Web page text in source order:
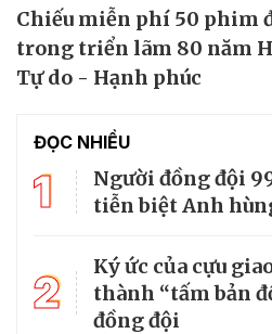
Chiếu miễn phí 50 phim
trong triển lãm 80 năm
Tự do - Hạnh phúc
ĐỌC NHIỀU
1
Người đồng đội
tiễn biệt Anh
2
Ký ức của cựu
thành “tấm bản
đồng đội